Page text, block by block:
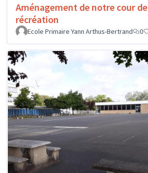
Aménagement de notre cour de
récréation
Ecole Primaire Yann Arthus-Bertrand
0